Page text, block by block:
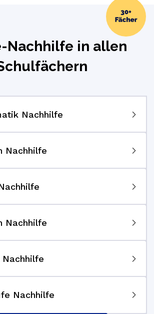
Nachhilfe in allen
Nachhilfe
Nachhilfe
Nachhilfe
Nachhilfe
Nachhilfe